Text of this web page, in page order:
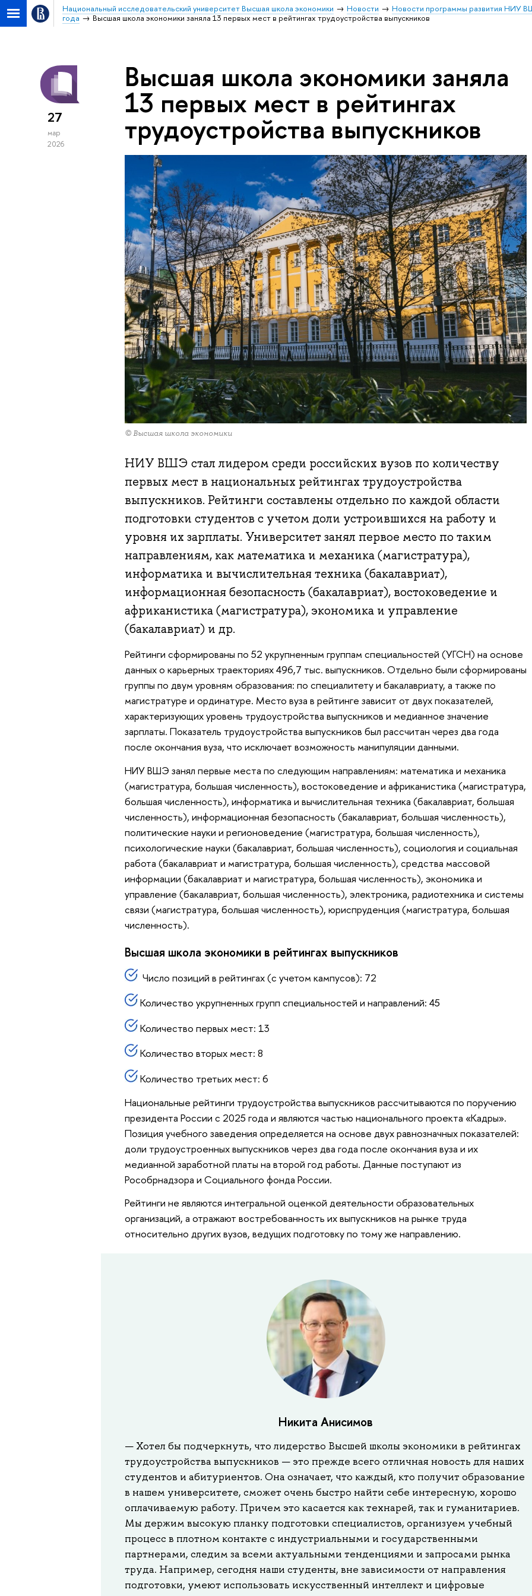
Национальный исследовательский университет Высшая школа экономики Новости
Новости программы развития НИУ
года
Высшая школа экономики заняла 13 первых мест в рейтингах трудоустройства выпускников
27
мар
2026
Высшая школа экономики заняла
13 первых мест в рейтингах
трудоустройства выпускников
© Высшая школа экономики
НИУ ВШЭ стал лидером среди российских вузов по количеству
первых мест в национальных рейтингах трудоустройства
выпускников. Рейтинги составлены отдельно по каждой области
подготовки студентов с учетом доли устроившихся на работу и
уровня их зарплаты. Университет занял первое место по таким
направлениям, как математика и механика (магистратура),
информатика и вычислительная техника (бакалавриат),
информационная безопасность (бакалавриат), востоковедение и
африканистика (магистратура), экономика и управление
(бакалавриат) и др.
Рейтинги сформированы по 52 укрупненным группам специальностей (УГСН) на основе
данных о карьерных траекториях 496,7 тыс. выпускников. Отдельно были сформированы
группы по двум уровням образования: по специалитету и бакалавриату, а также по
магистратуре и ординатуре. Место вуза в рейтинге зависит от двух показателей,
характеризующих уровень трудоустройства выпускников и медианное значение
зарплаты. Показатель трудоустройства выпускников был рассчитан через два года
после окончания вуза, что исключает возможность манипуляции данными.
НИУ ВШЭ занял первые места по следующим направлениям: математика и механика
(магистратура, большая численность), востоковедение и африканистика (магистратура,
большая численность), информатика и вычислительная техника (бакалавриат, большая
численность), информационная безопасность (бакалавриат, большая численность),
политические науки и регионоведение (магистратура, большая численность),
психологические науки (бакалавриат, большая численность), социология и социальная
работа (бакалавриат и магистратура, большая численность), средства массовой
информации (бакалавриат и магистратура, большая численность), экономика и
управление (бакалавриат, большая численность), электроника, радиотехника и системы
связи (магистратура, большая численность), юриспруденция (магистратура, большая
численность).
Высшая школа экономики в рейтингах выпускников
Число позиций в рейтингах (с учетом кампусов): 72
Количество укрупненных групп специальностей и направлений: 45
Количество первых мест: 13
Количество вторых мест: 8
Количество третьих мест: 6
Национальные рейтинги трудоустройства выпускников рассчитываются по поручению
президента России с 2025 года и являются частью национального проекта «Кадры».
Позиция учебного заведения определяется на основе двух равнозначных показателей:
доли трудоустроенных выпускников через два года после окончания вуза и их
медианной заработной платы на второй год работы. Данные поступают из
Рособрнадзора и Социального фонда России.
Рейтинги не являются интегральной оценкой деятельности образовательных
организаций, а отражают востребованность их выпускников на рынке труда
относительно других вузов, ведущих подготовку по тому же направлению.
Никита Анисимов
— Хотел бы подчеркнуть, что лидерство Высшей школы экономики в рейтингах
трудоустройства выпускников — это прежде всего отличная новость для наших
студентов и абитуриентов. Она означает, что каждый, кто получит образование
в нашем университете, сможет очень быстро найти себе интересную, хорошо
оплачиваемую работу. Причем это касается как технарей, так и гуманитариев.
Мы держим высокую планку подготовки специалистов, организуем учебный
процесс в плотном контакте с индустриальными и государственными
партнерами, следим за всеми актуальными тенденциями и запросами рынка
труда. Например, сегодня наши студенты, вне зависимости от направления
подготовки, умеют использовать искусственный интеллект и цифровые